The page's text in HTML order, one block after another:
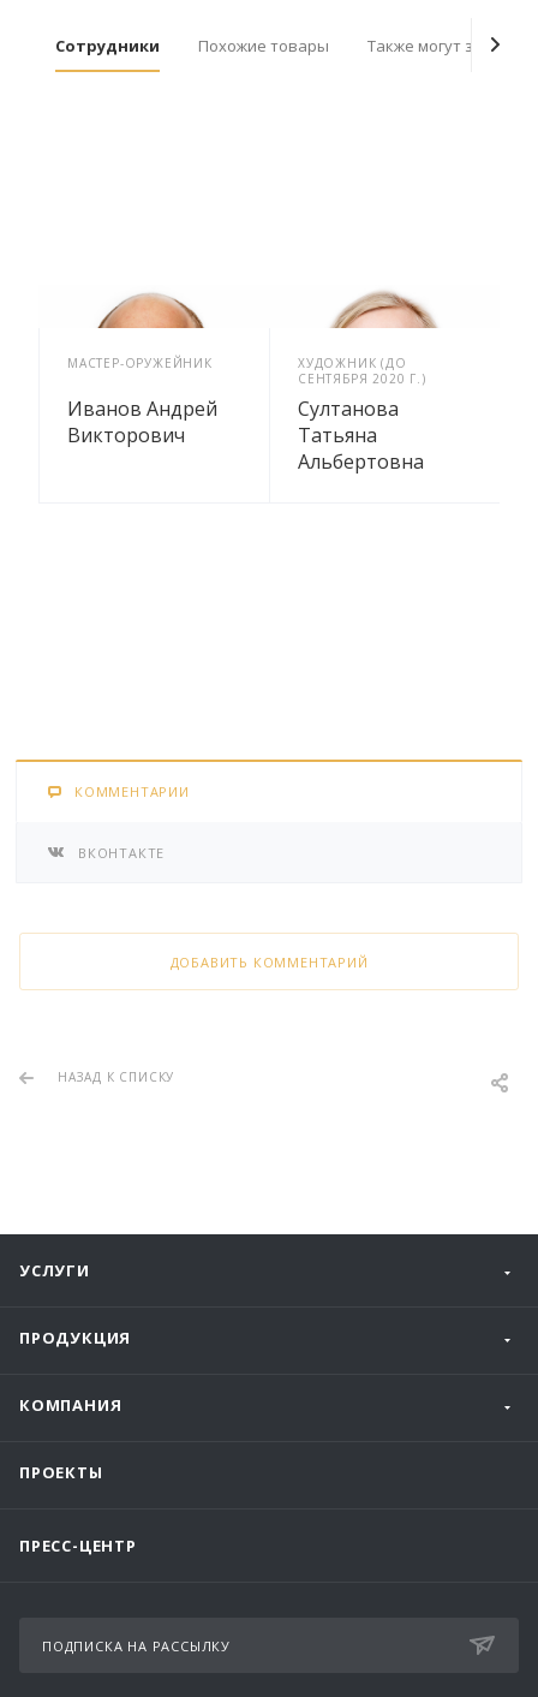
Сотрудники Похожие товары Также могут
МАСТЕР-ОРУЖЕЙНИК
Иванов Андрей
Викторович
ХУДОЖНИК (ДО
СЕНТЯБРЯ 2020 Г.)
Султанова
Татьяна
Альбертовна
КОММЕНТАРИИ
ВКОНТАКТЕ
ДОБАВИТЬ КОММЕНТАРИЙ
НАЗАД К СПИСКУ
УСЛУГИ
ПРОДУКЦИЯ
КОМПАНИЯ
ПРОЕКТЫ
ПРЕСС-ЦЕНТР
ПОДПИСКА НА РАССЫЛКУ